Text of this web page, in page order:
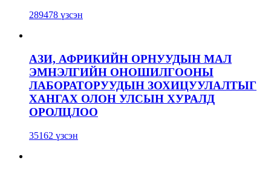
289478 үзсэн
АЗИ, АФРИКИЙН ОРНУУДЫН МАЛ
ЭМНЭЛГИЙН ОНОШИЛГООНЫ
ЛАБОРАТОРУУДЫН ЗОХИЦУУЛАЛТЫГ
ХАНГАХ ОЛОН УЛСЫН ХУРАЛД
ОРОЛЦЛОО
35162 үзсэн